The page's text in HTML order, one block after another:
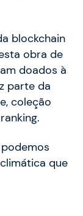
blockchain
obra de
doados à
parte da
coleção
que